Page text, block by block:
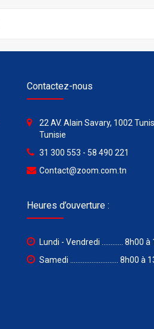
Contactez-nous
22 AV. Alain Savary, 1002
Tunisie
31 300 553 - 58 490 221
Contact@zoom.com.tn
Heures d’ouverture :
Lundi - Vendredi ............ 8h00 à
Samedi ........................... 8h00 à